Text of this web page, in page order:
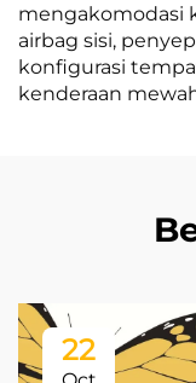
mengakomodasi
airbag sisi,
konfigurasi
kenderaan
22